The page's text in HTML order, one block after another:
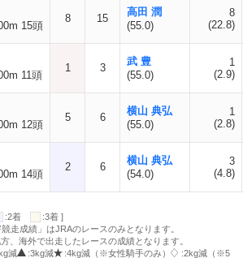
15頭
8 15
高田 潤
(55.0)
8
(22.8)
11頭
1 3
武 豊
(55.0)
1
(2.9)
12頭
5 6
横山 典弘
(55.0)
1
(2.8)
14頭
2 6
横山 典弘
(54.0)
3
(4.8)
:2着
:3着 ]
走成績」はJRAのレースのみとなります。
、海外で出走したレースの成績となります。
減 :3kg減 :4kg減（※女性騎手のみ）
:2kg減（※5